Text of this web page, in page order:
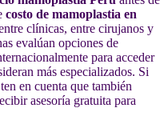
costo de mamoplastia en
clínicas, entre cirujanos y
evalúan opciones de
para acceder
más especializados. Si
en cuenta que también
asesoría gratuita para